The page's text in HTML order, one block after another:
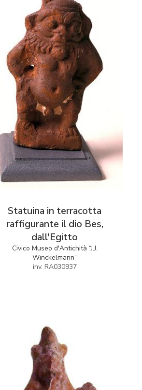
Statuina in terracotta
raffigurante il dio Bes,
dall'Egitto
Civico Museo d'Antichità “J.J.
Winckelmann”
inv. RA030937